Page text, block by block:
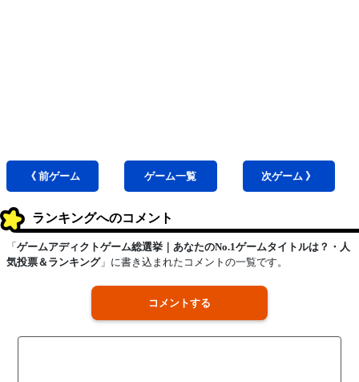
《 前ゲーム ゲーム一覧 次ゲーム 》
ランキングへのコメント
「 ゲームアディクトゲーム総選挙｜あなたのNo.1ゲームタイトルは？・人
気投票＆ランキング」に書き込まれたコメントの一覧です。
コメントする